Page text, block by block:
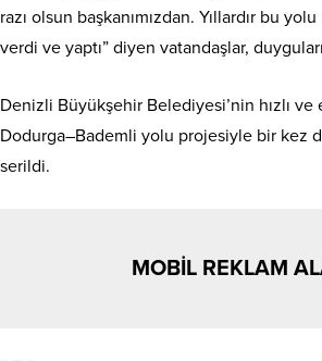
razı olsun başkanımızdan. Yıllardır bu
verdi ve yaptı” diyen vatandaşlar,
Denizli Büyükşehir Belediyesi’nin hızlı ve
Dodurga–Bademli yolu projesiyle bir kez
serildi.
MOBİL REKLAM